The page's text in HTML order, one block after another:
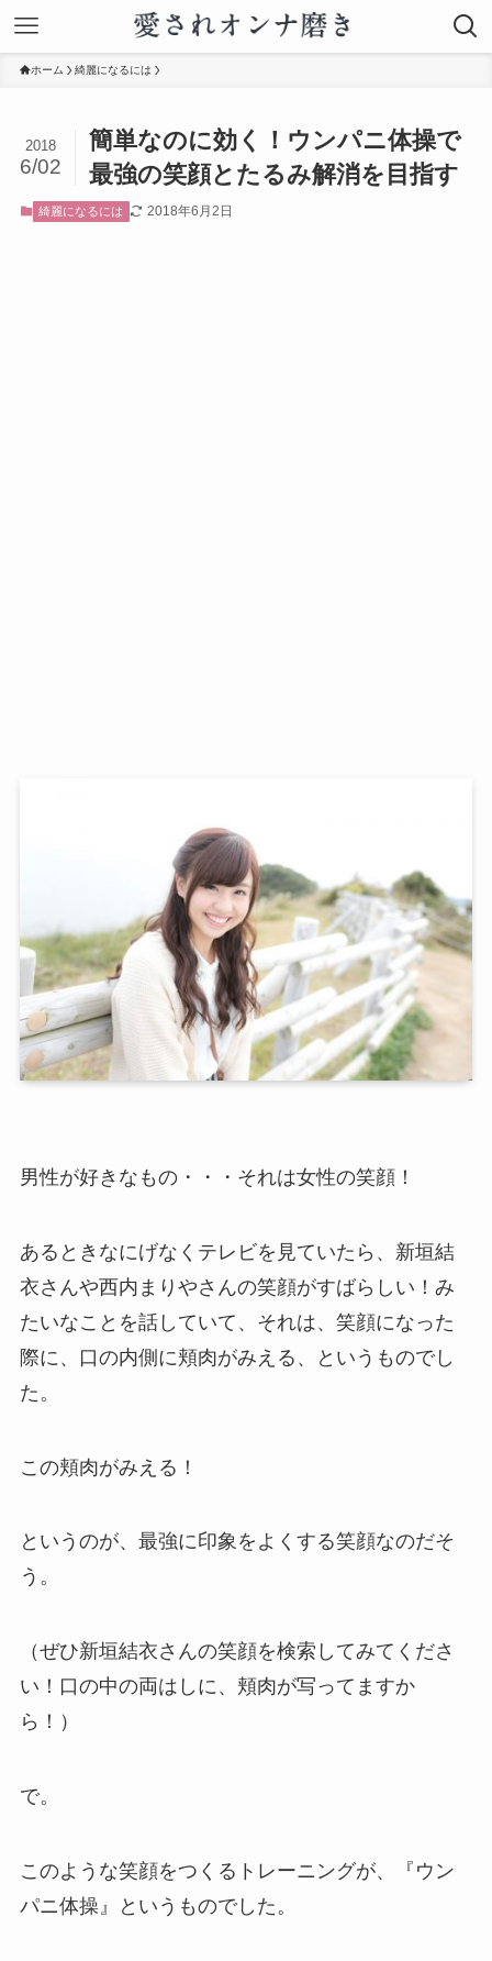
ホーム 綺麗になるには
簡単なのに効く！ウンパニ体操で
最強の笑顔とたるみ解消を目指す
2018
6/02
綺麗になるには 2018年6月2日
男性が好きなもの・・・それは女性の笑顔！
あるときなにげなくテレビを見ていたら、新垣結
衣さんや西内まりやさんの笑顔がすばらしい！み
たいなことを話していて、それは、笑顔になった
際に、口の内側に頬肉がみえる、というものでし
た。
この頬肉がみえる！
というのが、最強に印象をよくする笑顔なのだそ
う。
（ぜひ新垣結衣さんの笑顔を検索してみてくださ
い！口の中の両はしに、頬肉が写ってますか
ら！）
で。
このような笑顔をつくるトレーニングが、『ウン
パニ体操』というものでした。